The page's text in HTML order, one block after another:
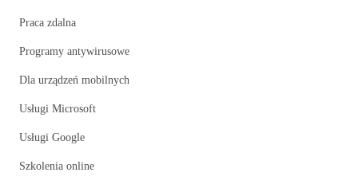
Praca zdalna
Programy antywirusowe
Dla urządzeń mobilnych
Usługi Microsoft
Usługi Google
Szkolenia online